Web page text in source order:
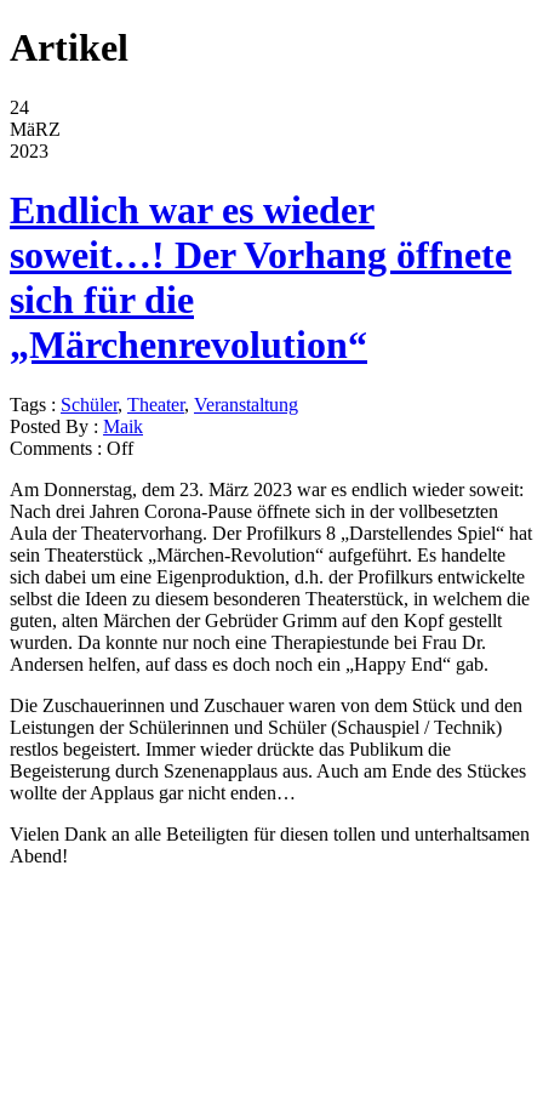
Artikel
24
MäRZ
2023
Endlich war es wieder
soweit…! Der Vorhang öffnete
sich für die
„Märchenrevolution“
Tags : Schüler, Theater, Veranstaltung
Posted By : Maik
Comments : Off
Am Donnerstag, dem 23. März 2023 war es endlich wieder soweit:
Nach drei Jahren Corona-Pause öffnete sich in der vollbesetzten
Aula der Theatervorhang. Der Profilkurs 8 „Darstellendes Spiel“ hat
sein Theaterstück „Märchen-Revolution“ aufgeführt. Es handelte
sich dabei um eine Eigenproduktion, d.h. der Profilkurs entwickelte
selbst die Ideen zu diesem besonderen Theaterstück, in welchem die
guten, alten Märchen der Gebrüder Grimm auf den Kopf gestellt
wurden. Da konnte nur noch eine Therapiestunde bei Frau Dr.
Andersen helfen, auf dass es doch noch ein „Happy End“ gab.
Die Zuschauerinnen und Zuschauer waren von dem Stück und den
Leistungen der Schülerinnen und Schüler (Schauspiel / Technik)
restlos begeistert. Immer wieder drückte das Publikum die
Begeisterung durch Szenenapplaus aus. Auch am Ende des Stückes
wollte der Applaus gar nicht enden…
Vielen Dank an alle Beteiligten für diesen tollen und unterhaltsamen
Abend!